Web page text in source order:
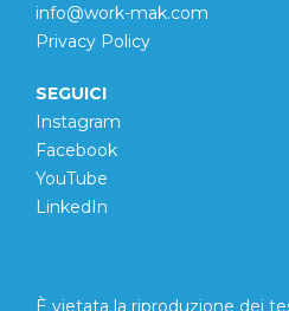
info@work-mak.com
Privacy Policy
SEGUICI
Instagram
Facebook
YouTube
LinkedIn
È vietata la riproduzione dei